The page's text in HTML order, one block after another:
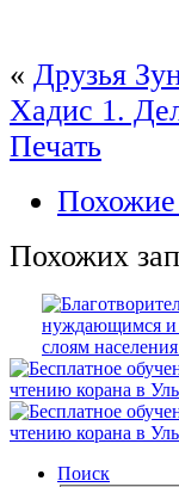
« Друзья
Хадис 1.
Печать
Похожие
Похожих
Поиск